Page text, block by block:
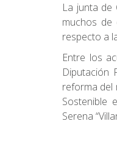
La junta de
muchos
respecto a
Entre los
Diputación
reforma del
Sostenible
Serena